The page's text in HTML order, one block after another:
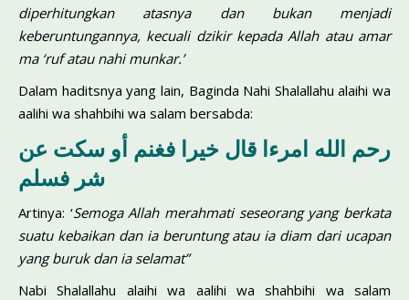
diperhitungkan atasnya dan bukan menjadi
keberuntungannya, kecuali dzikir kepada Allah atau amar
ma ‘ruf atau nahi munkar.’
Dalam haditsnya yang lain, Baginda Nahi Shalallahu alaihi wa
aalihi wa shahbihi wa salam bersabda:
رحم الله امرءا قال خيرا فغنم أو سكت عن
شر فسلم
Artinya: ‘Semoga Allah merahmati seseorang yang berkata
suatu kebaikan dan ia beruntung atau ia diam dari ucapan
yang buruk dan ia selamat”
Nabi Shalallahu alaihi wa aalihi wa shahbihi wa salam